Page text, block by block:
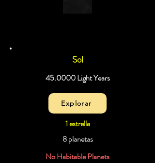
Sol
45.0000 Light Years
Explorar
1 estrella
8 planetas
No Habitable Planets